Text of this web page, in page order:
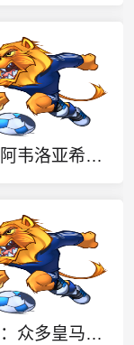
塞尔：阿韦洛亚希望引进皮塔奇，若报价满意皇马不排除放人的可能
马卡报：众多皇马球迷社媒留言，呼吁俱乐部签下罗德里